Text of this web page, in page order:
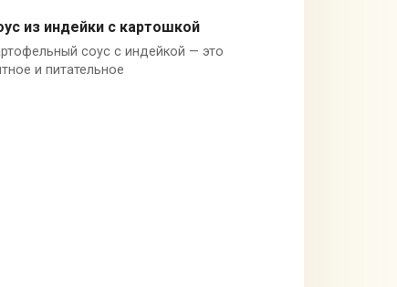
Картофель
из индейки с картошкой
соус с индейкой — это
и питательное